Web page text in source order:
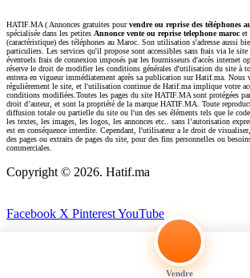
Vendre
HATIF.MA ( Annonces gratuites pourvendre ou reprise des téléphones
spécialisée dans les petites Annonce vente ou reprise telephone maroc et
(caractéristique) des téléphones au Maroc. Son utilisation s'adresse aussi
particuliers. Les services qu'il propose sont accessibles sans frais via le
éventuels frais de connexion imposés par les fournisseurs d'accès internet
réserve le droit de modifier les conditions générales d'utilisation du site à
entrera en vigueur immédiatement après sa publication sur Hatif.ma. Nous
régulièrement le site, et l'utilisation continue de Hatif.ma implique votre
conditions modifiées.Toutes les pages du site HATIF.MA sont protégées
droit d’auteur, et sont la propriété de la marque HATIF.MA. Toute
diffusion totale ou partielle du site ou l'un des ses éléments tels que le code
les textes, les images, les logos, les annonces etc.. sans l’autorisation
est en conséquence interdite. Cependant, l'utilisateur a le droit de
des pages ou extraits de pages du site, pour des fins personnelles ou
commerciales.
Copyright © 2026. Hatif.ma
Facebook X PinterestYouTube